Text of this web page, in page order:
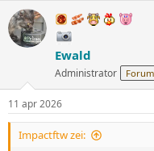
r
d
e
e
n
Ewald
Administrator
11 apr 2026
Impactftw zei: